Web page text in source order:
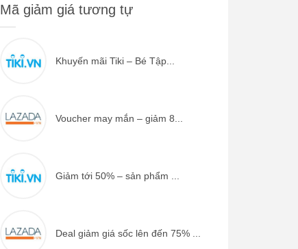
Mã giảm giá tương tự
Khuyến mãi Tiki – Bé Tập...
Voucher may mắn – giảm 8...
Giảm tới 50% – sản phẩm ...
Deal giảm giá sốc lên đến 75% ...